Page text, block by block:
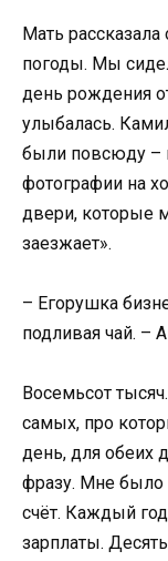
Мать рассказала
погоды. Мы
день рождения
улыбалась.
были повсюду –
фотографии на
двери, которые
заезжает».
– Егорушка
подливая чай. –
Восемьсот
самых, про
день, для обеих
фразу. Мне было
счёт. Каждый год
зарплаты.